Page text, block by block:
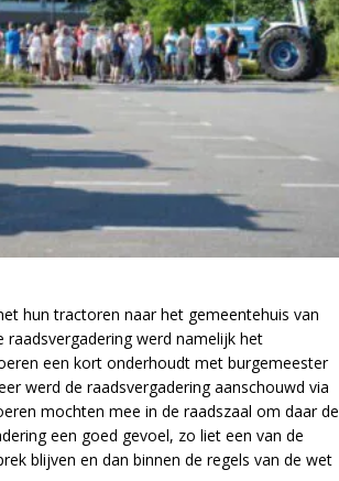
hun tractoren naar het gemeentehuis van
werd namelijk het
een kort onderhoudt met burgemeester
werd de raadsvergadering aanschouwd via
mochten mee in de raadszaal om daar de
een goed gevoel, zo liet een van de
blijven en dan binnen de regels van de wet